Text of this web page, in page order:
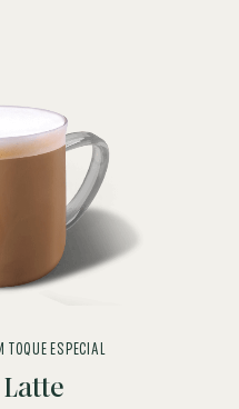
TOQUE ESPECIAL